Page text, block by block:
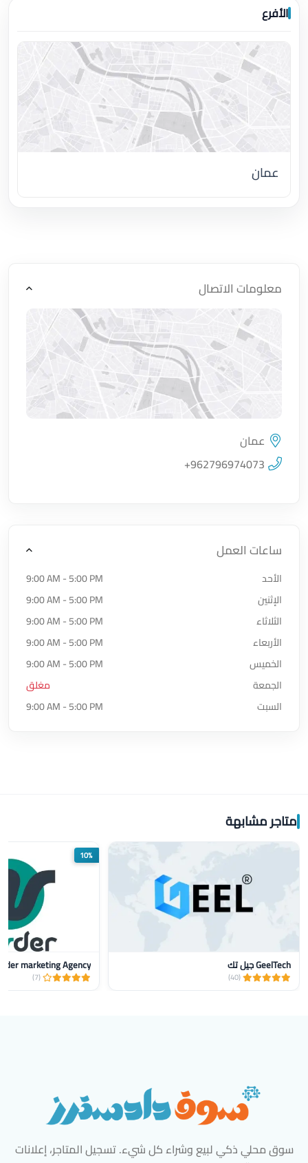
الأفرع
عمان
معلومات الاتصال
اضغط لتحميل الموقع
عمان
+962796974073
ساعات العمل
الأحد
9:00 AM - 5:00 PM
الإثنين
9:00 AM - 5:00 PM
الثلاثاء
9:00 AM - 5:00 PM
الأربعاء
9:00 AM - 5:00 PM
الخميس
9:00 AM - 5:00 PM
الجمعة
مغلق
السبت
9:00 AM - 5:00 PM
متاجر مشابهة
GeelTech جيل تك
(40)
10%
marketing Agency
(7)
سوق محلي ذكي لبيع وشراء كل شيء. تسجيل المتاجر، إعلانات